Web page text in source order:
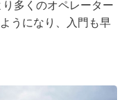
り多くのオペレーター
うになり、入門も早